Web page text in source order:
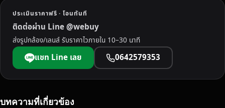
ถึ
ง
บ้
า
น
า
ประเมินราคาฟรี · โอนทันที
ติดต่อผ่าน Line @webuy
ส่งรูปกล้อง/เลนส์ รับราคาไวภายใน 10–30 นาที
แชท Line เลย 0642579353
บทความที่เกี่ยวข้อง